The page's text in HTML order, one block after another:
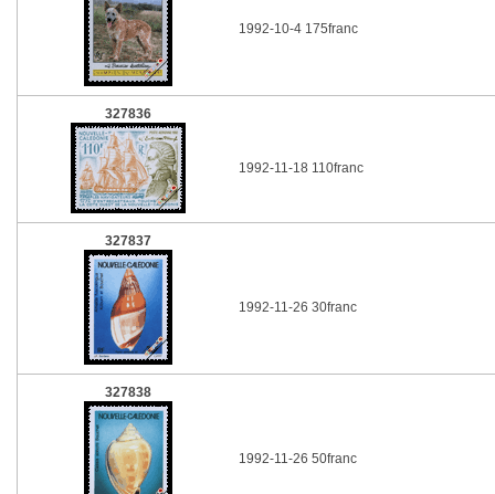
1992-10-4 175franc
327836
1992-11-18 110franc
327837
1992-11-26 30franc
327838
1992-11-26 50franc